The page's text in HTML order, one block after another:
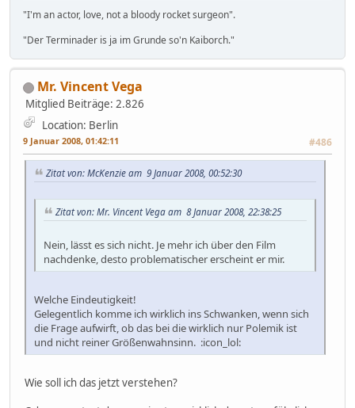
"I'm an actor, love, not a bloody rocket surgeon".
"Der Terminader is ja im Grunde so'n Kaiborch."
Mr. Vincent Vega
Mitglied Beiträge: 2.826
Location: Berlin
9 Januar 2008, 01:42:11 #486
Zitat von: McKenzie am 9 Januar 2008, 00:52:30
Zitat von: Mr. Vincent Vega am 8 Januar 2008, 22:38:25
Nein, lässt es sich nicht. Je mehr ich über den Film
nachdenke, desto problematischer erscheint er mir.
Welche Eindeutigkeit!
Gelegentlich komme ich wirklich ins Schwanken, wenn sich
die Frage aufwirft, ob das bei die wirklich nur Polemik ist
und nicht reiner Größenwahnsinn. :icon_lol:
Wie soll ich das jetzt verstehen?